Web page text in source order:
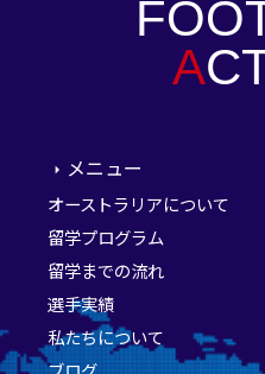
A
メニュー
オーストラリアについて
留学プログラム
留学までの流れ
選手実績
私たちについて